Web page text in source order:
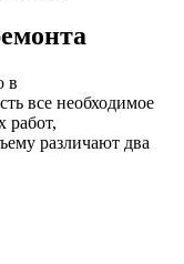
в
все необходимое
работ,
различают два